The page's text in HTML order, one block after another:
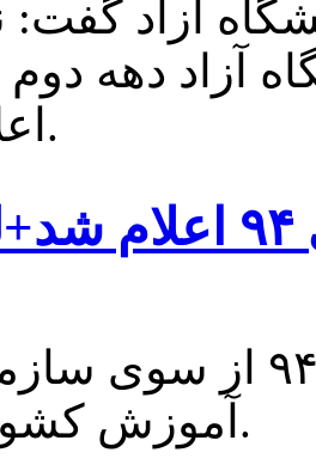
آزاد گفت:
سال ۹۴ دانشگاه
اعلام می‌شود.
نتایج اولیه آزمون
نتایج اولیه آزمون سراسری
آموزش کشور اعلام شد.